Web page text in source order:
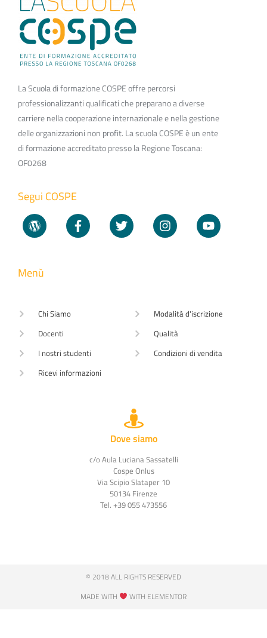
La Scuola di formazione COSPE offre percorsi
professionalizzanti qualificati che preparano a diverse
carriere nella cooperazione internazionale e nella gestione
delle organizzazioni non profit. La scuola COSPE è un ente
di formazione accreditato presso la Regione Toscana:
OF0268
Segui COSPE
Menù
Chi Siamo
Docenti
I nostri studenti
Ricevi informazioni
Modalità d'iscrizione
Qualità
Condizioni di vendita
Dove siamo
c/o Aula Luciana Sassatelli
Cospe Onlus
Via Scipio Slataper 10
50134 Firenze
Tel. +39 055 473556
© 2018 ALL RIGHTS RESERVED​
MADE WITH
WITH ELEMENTOR​